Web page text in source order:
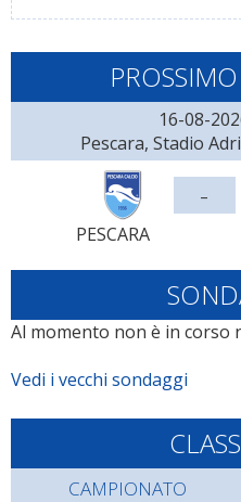
16-08-
Pescara, Stadio
PESCARA
-
Al momento non è in corso
Vedi i vecchi sondaggi
CAMPIONATO